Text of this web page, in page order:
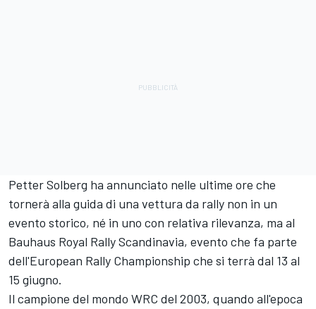
Petter Solberg ha annunciato nelle ultime ore che
tornerà alla guida di una vettura da rally non in un
evento storico, né in uno con relativa rilevanza, ma al
Bauhaus Royal Rally Scandinavia, evento che fa parte
dell'European Rally Championship che si terrà dal 13 al
15 giugno.
Il campione del mondo WRC del 2003, quando all'epoca